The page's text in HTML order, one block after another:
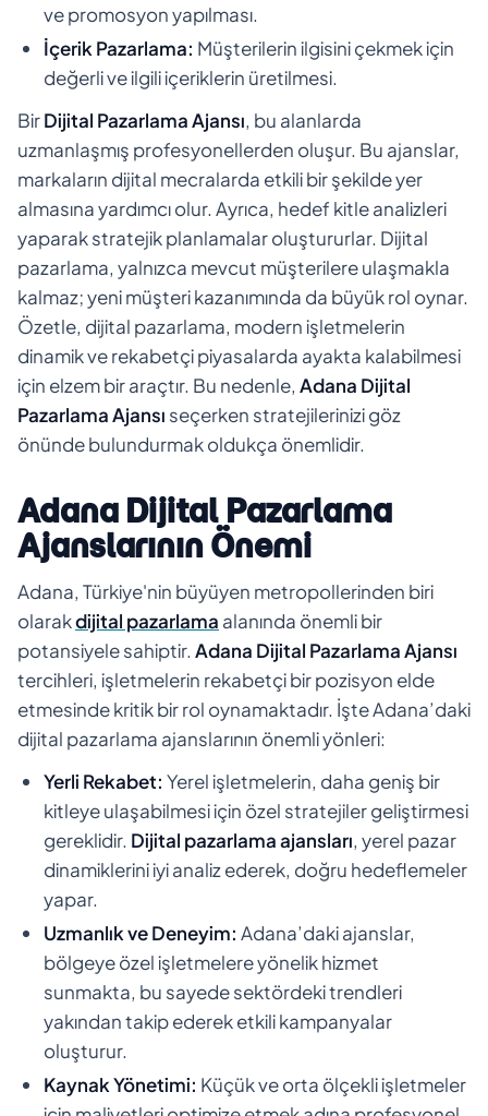
ve promosyon yapılması.
İçerik Pazarlama: Müşterilerin ilgisini çekmek için
değerli ve ilgili içeriklerin üretilmesi.
BirDijital Pazarlama Ajansı, bu alanlarda
uzmanlaşmış profesyonellerden oluşur. Bu ajanslar,
markaların dijital mecralarda etkili bir şekilde yer
almasına yardımcı olur. Ayrıca, hedef kitle analizleri
yaparak stratejik planlamalar oluştururlar. Dijital
pazarlama, yalnızca mevcut müşterilere ulaşmakla
kalmaz; yeni müşteri kazanımında da büyük rol oynar.
Özetle, dijital pazarlama, modern işletmelerin
dinamik ve rekabetçi piyasalarda ayakta kalabilmesi
için elzem bir araçtır. Bu nedenle, Adana Dijital
Pazarlama Ajansı seçerken stratejilerinizi göz
önünde bulundurmak oldukça önemlidir.
Adana Dijital Pazarlama
Ajanslarının Önemi
Adana, Türkiye'nin büyüyen metropollerinden biri
olarakdijital pazarlama alanında önemli bir
potansiyele sahiptir. Adana Dijital Pazarlama Ajansı
tercihleri, işletmelerin rekabetçi bir pozisyon elde
etmesinde kritik bir rol oynamaktadır. İşte Adana’daki
dijital pazarlama ajanslarının önemli yönleri:
Yerli Rekabet: Yerel işletmelerin, daha geniş bir
kitleye ulaşabilmesi için özel stratejiler geliştirmesi
gereklidir. Dijital pazarlama ajansları, yerel pazar
dinamiklerini iyi analiz ederek, doğru hedeflemeler
yapar.
Uzmanlık ve Deneyim: Adana’daki ajanslar,
bölgeye özel işletmelere yönelik hizmet
sunmakta, bu sayede sektördeki trendleri
yakından takip ederek etkili kampanyalar
oluşturur.
Kaynak Yönetimi: Küçük ve orta ölçekli işletmeler